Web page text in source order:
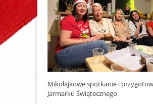
Mikołajkowe spotkanie i
Jarmarku Świątecznego